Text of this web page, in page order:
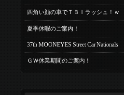
四角い顔の車でＴＢＩラッシュ！ｗ
夏季休暇のご案内！
37th MOONEYES Street Car Nationals
ＧＷ休業期間のご案内！